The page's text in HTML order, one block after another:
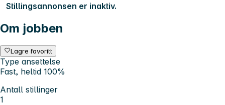
Stillingsannonsen er inaktiv.
Om jobben
Lagre favoritt
Type ansettelse
Fast, heltid 100%
Antall stillinger
1